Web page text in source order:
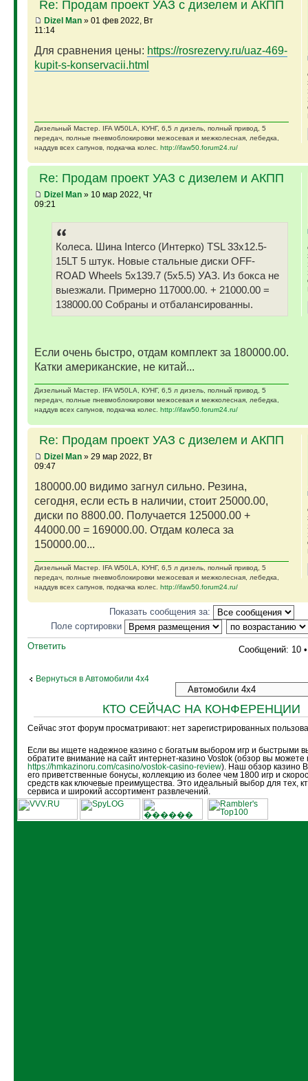
Re: Продам проект УАЗ с дизелем и АКПП
Dizel Man» 01 фев 2022, Вт
11:14
Для сравнения цены: https://rosrezervy.ru/uaz-469-
kupit-s-konservacii.html
Дизельный Мастер. IFA W50LA, КУНГ, 6,5 л дизель, полный привод, 5
передач, полные пневмоблокировки межосевая и межколесная, лебедка,
наддув всех сапунов, подкачка колес. http://ifaw50.forum24.ru/
Re: Продам проект УАЗ с дизелем и АКПП
Dizel Man» 10 мар 2022, Чт
09:21
Колеса. Шина Interco (Интерко) TSL 33x12.5-
15LT 5 штук. Новые стальные диски OFF-
ROAD Wheels 5x139.7 (5x5.5) УАЗ. Из бокса не
выезжали. Примерно 117000.00. + 21000.00 =
138000.00 Собраны и отбалансированны.
Если очень быстро, отдам комплект за 180000.00.
Катки американские, не китай...
Дизельный Мастер. IFA W50LA, КУНГ, 6,5 л дизель, полный привод, 5
передач, полные пневмоблокировки межосевая и межколесная, лебедка,
наддув всех сапунов, подкачка колес. http://ifaw50.forum24.ru/
Re: Продам проект УАЗ с дизелем и АКПП
Dizel Man» 29 мар 2022, Вт
09:47
180000.00 видимо загнул сильно. Резина,
сегодня, если есть в наличии, стоит 25000.00,
диски по 8800.00. Получается 125000.00 +
44000.00 = 169000.00. Отдам колеса за
150000.00...
Дизельный Мастер. IFA W50LA, КУНГ, 6,5 л дизель, полный привод, 5
передач, полные пневмоблокировки межосевая и межколесная, лебедка,
наддув всех сапунов, подкачка колес. http://ifaw50.forum24.ru/
Показать сообщения за:
Поле сортировки
Ответить
Сообщений: 10
Вернуться в Автомобили 4х4
КТО СЕЙЧАС НА КОНФЕРЕНЦИИ
Сейчас этот форум просматривают: нет зарегистрированных
Если вы ищете надежное казино с богатым выбором игр и быстрыми
обратите внимание на сайт интернет-казино Vostok (обзор вы можете
https://hmkazinoru.com/casino/vostok-casino-review). Наш обзор казино
его приветственные бонусы, коллекцию из более чем 1800 игр и
средств как ключевые преимущества. Это идеальный выбор для тех,
сервиса и широкий ассортимент развлечений.